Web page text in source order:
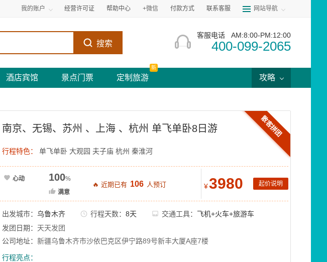
我的账户 经营许可证 帮助中心 +微信 付款方式 联系客服 网站导航
搜索
客服电话 AM:8:00-PM:12:00
400-099-2065
酒店宾馆 景点门票 定制旅游
新
攻略
散客拼团
南京、无锡、苏州 、上海 、杭州 单飞单卧8日游
行程特色： 单飞单卧 大观园 夫子庙 杭州 秦淮河
心动 100%
满意
🔥 近期已有 106 人预订 ¥3980 起价说明
出发城市： 乌鲁木齐 行程天数： 8天 交通工具： 飞机+火车+旅游车
发团日期： 天天发团
公司地址： 新疆乌鲁木齐市沙依巴克区伊宁路89号新丰大厦A座7楼
行程亮点：